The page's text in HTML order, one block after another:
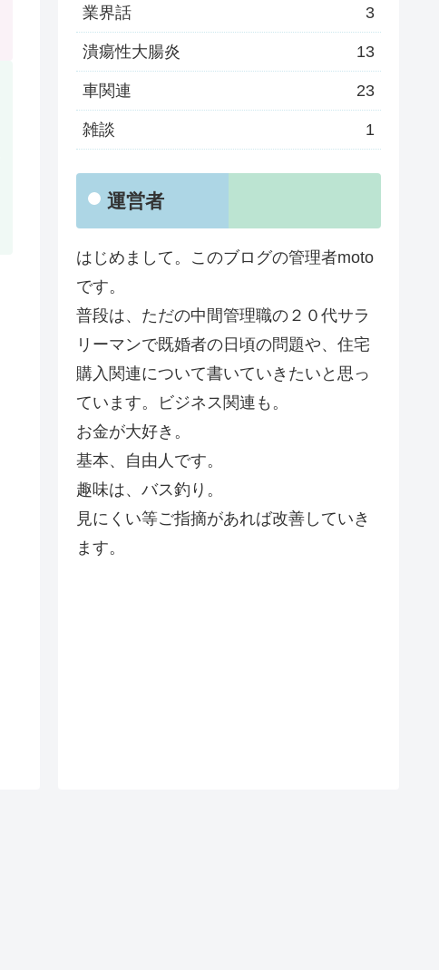
業界話 3
潰瘍性大腸炎 13
車関連 23
雑談 1
運営者
はじめまして。このブログの管理者moto
です。
普段は、ただの中間管理職の２０代サラ
リーマンで既婚者の日頃の問題や、住宅
購入関連について書いていきたいと思っ
ています。ビジネス関連も。
お金が大好き。
基本、自由人です。
趣味は、バス釣り。
見にくい等ご指摘があれば改善していき
ます。